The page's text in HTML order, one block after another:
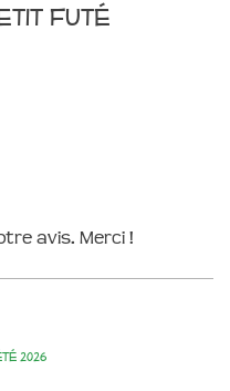
Futé
avis. Merci !
2026